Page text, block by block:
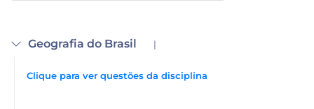
Geografia do Brasil |
Clique para ver questões da disciplina